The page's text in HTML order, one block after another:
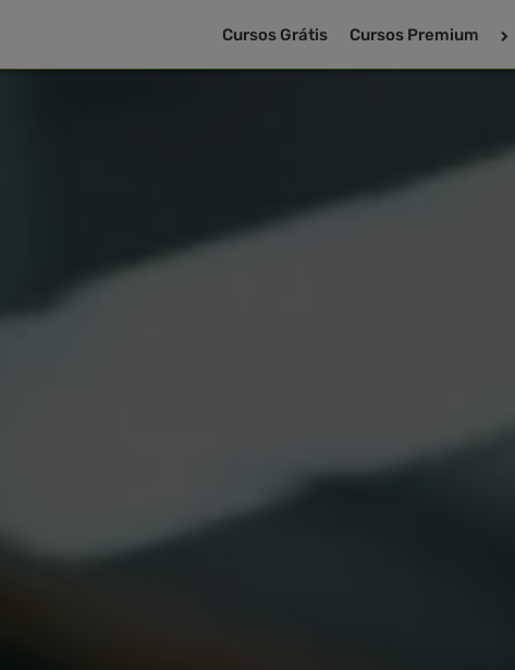
Cursos Grátis Cursos Premium